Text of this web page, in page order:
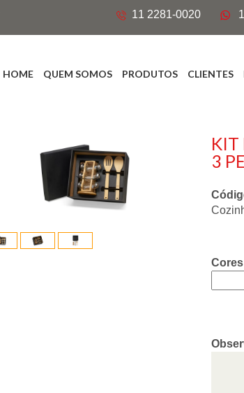
11 2281-0020
HOME QUEM SOMOS PRODUTOS CLIENTES
KIT
3